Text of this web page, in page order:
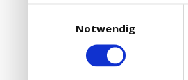
Ihre
die
Notwendig